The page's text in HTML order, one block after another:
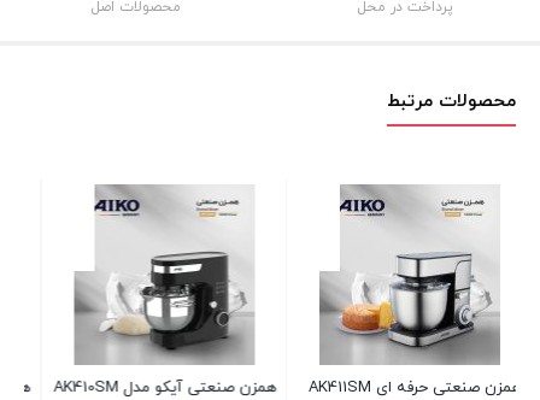
پرداخت در محل محصولات اصل
محصولات مرتبط
همزن کاسه دار AK261SM همزن دستی AK252HM